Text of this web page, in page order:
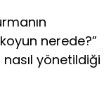
nerede?”
yönetildiği